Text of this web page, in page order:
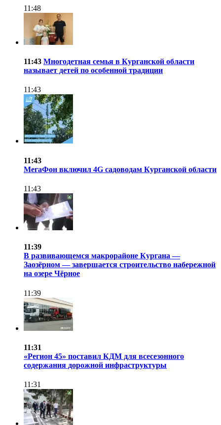
11:48
11:43 Многодетная семья в Курганской области
называет детей по особенной традиции
11:43
11:43
МегаФон включил 4G садоводам Курганской области
11:43
11:39
В развивающемся макрорайоне Кургана —
Заозёрном — завершается строительство набережной
на озере Чёрное
11:39
11:31
«Регион 45» поставил КДМ для всесезонного
содержания дорожной инфраструктуры
11:31